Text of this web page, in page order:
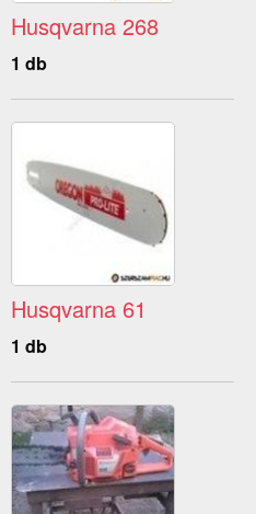
Husqvarna 268
1 db
Husqvarna 61
1 db